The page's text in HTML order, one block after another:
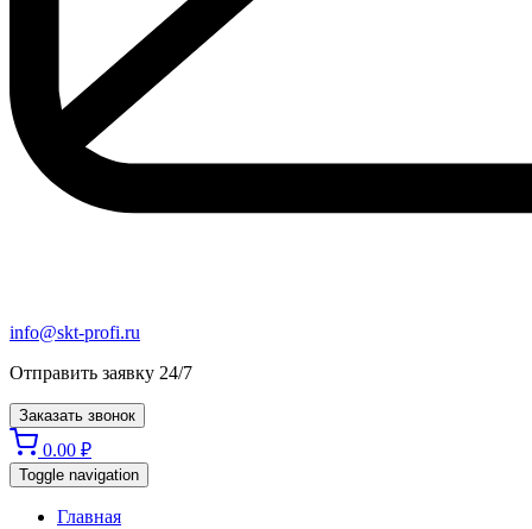
info@skt-profi.ru
Отправить заявку 24/7
Заказать звонок
0.00 ₽
Toggle navigation
Главная